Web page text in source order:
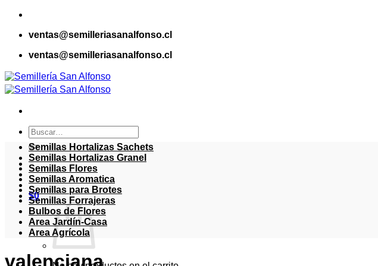
Saltar
contenidoventas@semilleriasanalfonso.cl
ventas@semilleriasanalfonso.cl
Buscar
por:
$0
Semillas Hortalizas Sachets
Semillas Hortalizas Granel
Semillas Flores
Semillas Aromatica
Semillas para Brotes
Semillas Forrajeras
Bulbos de Flores
Area Jardín-Casa
Area Agrícola
valenciana